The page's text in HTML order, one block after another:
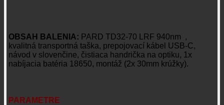
OBSAH BALENIA: PARD TD32-70 LRF 940nm ,
kvalitná transportná taška, prepojovací kábel USB-C,
návod v slovenčine, čistiaca handrička na optiku, 1x
nabíjacia batéria 18650, montáž (2x 30mm krúžky).
PARAMETRE